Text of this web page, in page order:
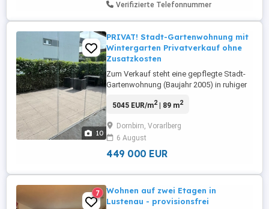
Verifizierte Telefonnummer
10
PRIVAT! Stadt-Gartenwohnung mit
Wintergarten Privatverkauf ohne
Zusatzkosten
Zum Verkauf steht eine gepflegte Stadt-
Gartenwohnung (Baujahr 2005) in ruhiger
Familien, Paare oder alle, die Wohnen mit
Das Stadtzentrum ist nur ca. 700 m
Luftlinie entfernt und bequem erreichbar.
Die Wohnung bietet ...
5045 EUR/m2| 89 m2
Dornbirn, Vorarlberg
6 August
449 000 EUR
7
Wohnen auf zwei Etagen in
Lustenau - provisionsfrei